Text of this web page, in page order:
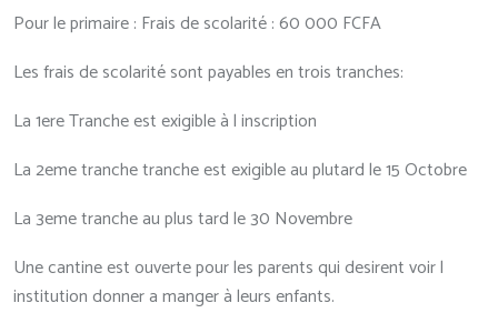
Pour le primaire : Frais de scolarité : 60 000 FCFA
Les frais de scolarité sont payables en trois tranches:
La 1ere Tranche est exigible à l inscription
La 2eme tranche tranche est exigible au plutard le 15 Octobre
La 3eme tranche au plus tard le 30 Novembre
Une cantine est ouverte pour les parents qui desirent voir l
institution donner a manger à leurs enfants.